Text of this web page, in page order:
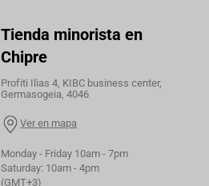
Tienda minorista en
Chipre
Profiti Ilias 4, KIBC business center,
Germasogeia, 4046
Ver en mapa
Monday - Friday 10am - 7pm
Saturday: 10am - 4pm
(GMT+3)